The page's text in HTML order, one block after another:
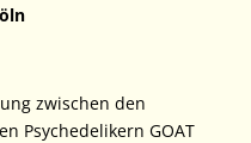
zwischen den
Psychedelikern GOAT